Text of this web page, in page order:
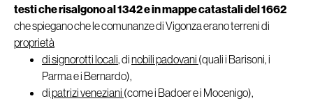
testi che risalgono al 1342 e in mappe catastali del 1662
che spiegano che le comunanze di Vigonza erano terreni di
proprietà
di signorotti locali, dinobili padovani (quali i Barisoni, i
Parma e i Bernardo),
dipatrizi veneziani (come i Badoer e i Mocenigo),